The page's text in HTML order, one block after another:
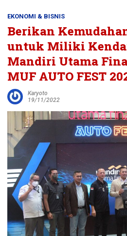
EKONOMI & BISNIS
Berikan
untuk Miliki
Mandiri Utama
MUF AUTO FEST
Karyoto
19/11/2022